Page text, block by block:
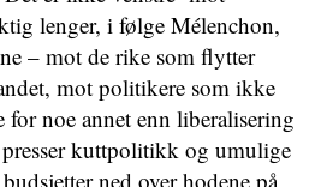
lenger, i følge Mélenchon,
– mot de rike som flytter
mot politikere som ikke
for noe annet enn liberalisering
kuttpolitikk og umulige
ned over hodene på